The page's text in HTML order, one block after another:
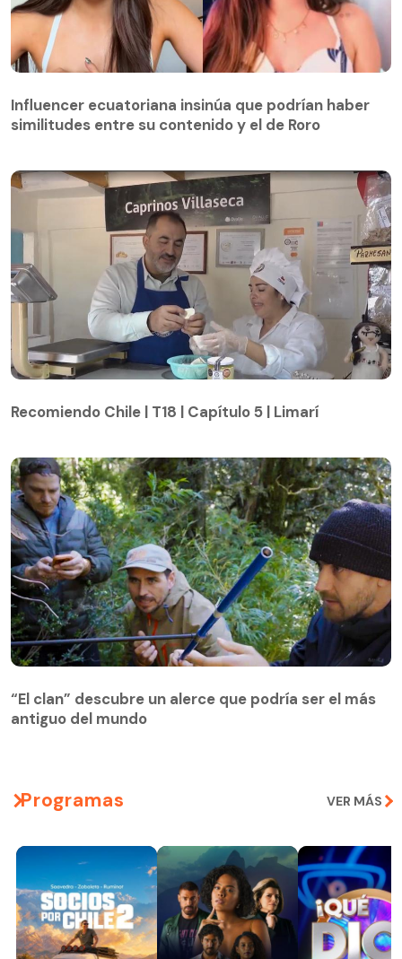
Influencer ecuatoriana insinúa que podrían haber
similitudes entre su contenido y el de Roro
Recomiendo Chile | T18 | Capítulo 5 | Limarí
“El clan” descubre un alerce que podría ser el más
antiguo del mundo
Programas VER MÁS